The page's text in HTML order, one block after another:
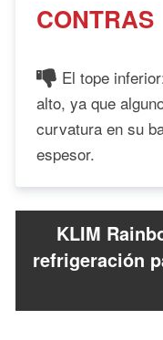
CONTRAS
El tope
alto, ya que
curvatura en su
espesor.
KLIM
refrigeración